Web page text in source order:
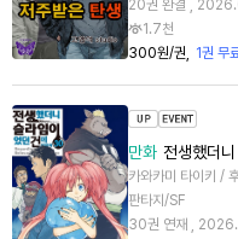
20권 완결 ,
1.7천
300원/권
1권 무
만화 전생했더
카와카미 타이키 /
판타지/SF
30권 연재 ,